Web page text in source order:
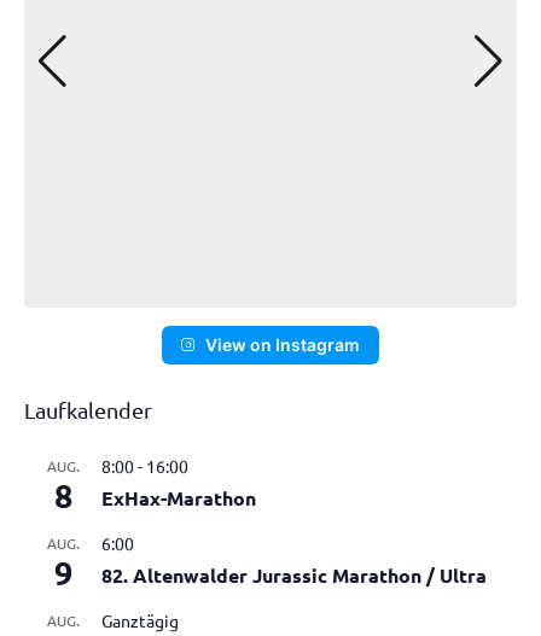
View on Instagram
Laufkalender
AUG.
8
8:00- 16:00
ExHax-Marathon
AUG.
9
6:00
82. Altenwalder Jurassic Marathon / Ultra
AUG. Ganztägig